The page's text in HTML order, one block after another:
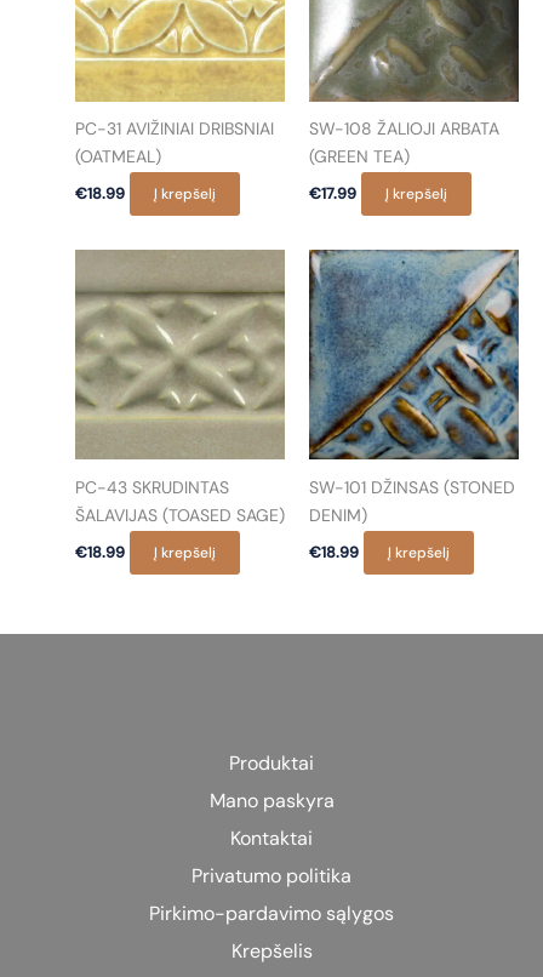
PC-31 AVIŽINIAI DRIBSNIAI
(OATMEAL)
€18.99 Į krepšelį
SW-108 ŽALIOJI ARBATA
(GREEN TEA)
€17.99 Į krepšelį
PC-43 SKRUDINTAS
ŠALAVIJAS (TOASED SAGE)
€18.99 Į krepšelį
SW-101 DŽINSAS (STONED
DENIM)
€18.99 Į krepšelį
Produktai
Mano paskyra
Kontaktai
Privatumo politika
Pirkimo-pardavimo sąlygos
Krepšelis